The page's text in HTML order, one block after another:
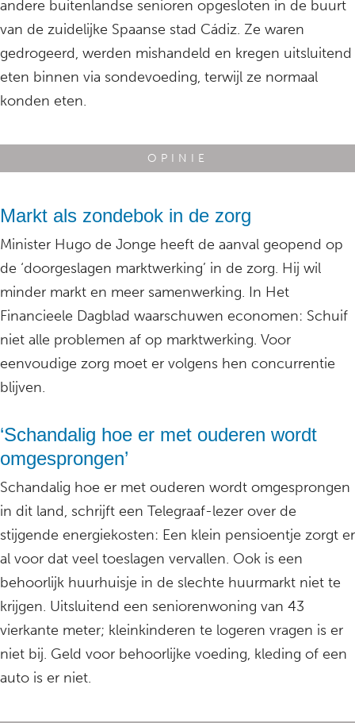
andere buitenlandse senioren opgesloten in de buurt
van de zuidelijke Spaanse stad Cádiz. Ze waren
gedrogeerd, werden mishandeld en kregen uitsluitend
eten binnen via sondevoeding, terwijl ze normaal
konden eten.
OPINIE
Markt als zondebok in de zorg
Minister Hugo de Jonge heeft de aanval geopend op
de ‘doorgeslagen marktwerking’ in de zorg. Hij wil
minder markt en meer samenwerking. In Het
Financieele Dagblad waarschuwen economen: Schuif
niet alle problemen af op marktwerking. Voor
eenvoudige zorg moet er volgens hen concurrentie
blijven.
‘Schandalig hoe er met ouderen wordt
omgesprongen’
Schandalig hoe er met ouderen wordt omgesprongen
in dit land, schrijft een Telegraaf-lezer over de
stijgende energiekosten: Een klein pensioentje zorgt er
al voor dat veel toeslagen vervallen. Ook is een
behoorlijk huurhuisje in de slechte huurmarkt niet te
krijgen. Uitsluitend een seniorenwoning van 43
vierkante meter; kleinkinderen te logeren vragen is er
niet bij. Geld voor behoorlijke voeding, kleding of een
auto is er niet.